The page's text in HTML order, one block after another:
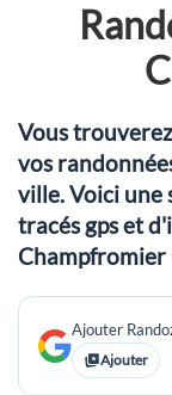
Vous
vos
ville. Voici une
tracés gps et
Champfromier
Ajouter
Ajouter